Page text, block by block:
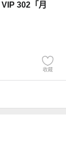
302「月
收藏